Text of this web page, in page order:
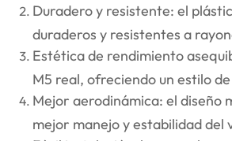
Duradero y resistente: el
duraderos y resistentes a
Estética de rendimiento
M5 real, ofreciendo un estilo
Mejor aerodinámica: el diseño
mejor manejo y estabilidad del